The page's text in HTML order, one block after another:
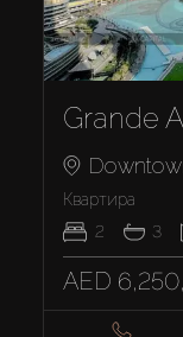
Grande
Квартира
2
3
AED